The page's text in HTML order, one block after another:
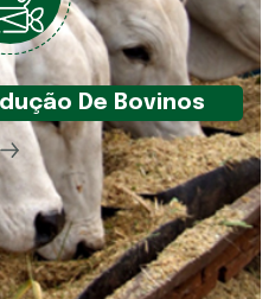
De Bovinos